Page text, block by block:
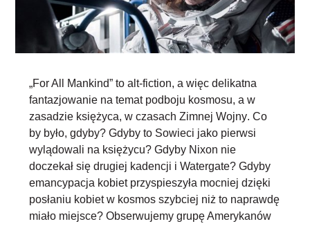
„For All Mankind” toalt-fiction, a więc delikatna
fantazjowanie na temat podboju kosmosu, a w
zasadzie księżyca, w czasach Zimnej Wojny. Co
by było, gdyby? Gdyby to Sowieci jako pierwsi
wylądowali na księżycu? Gdyby Nixon nie
doczekał się drugiej kadencji i Watergate? Gdyby
emancypacja kobiet przyspieszyła mocniej dzięki
posłaniu kobiet w kosmos szybciej niż to naprawdę
miało miejsce? Obserwujemy grupę Amerykanów